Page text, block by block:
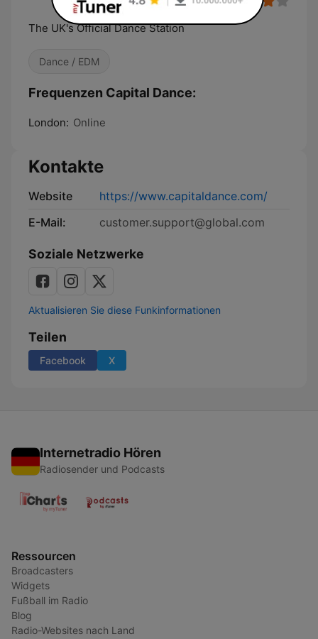
The UK's Official Dance Station
Dance / EDM
Frequenzen Capital Dance:
London: Online
Kontakte
Website
https://www.capitaldance.com/
E-Mail:
customer.support@global.com
Soziale Netzwerke
Aktualisieren Sie diese Funkinformationen
Teilen
Facebook X
Internetradio Hören
Radiosender und Podcasts
Ressourcen
Broadcasters
Widgets
Fußball im Radio
Blog
Radio-Websites nach Land